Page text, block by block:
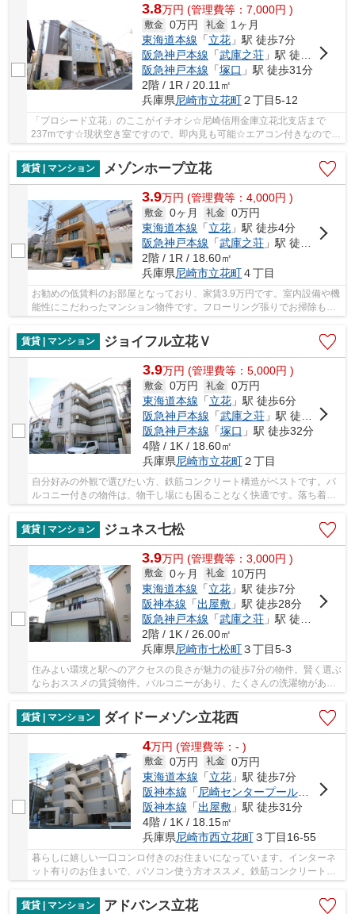
3.8万円 (管理費等：7,000円 )
敷金 0万円 礼金
1ヶ月
東海道本線 「立花」駅 徒歩7分
阪急神戸本線 「武庫之荘」駅 徒歩21分
阪急神戸本線 「塚口 」駅 徒歩31分
2階 / 1R / 20.11㎡
兵庫県尼崎市立花町２丁目5-12
「プロシード立花」のここがイチオシ☆尼崎信用金庫立花北支店まで
237mです☆現状空き室ですので、即内見も可能☆エアコン付きなので、
賃貸 | マンション
メゾンホープ立花
3.9万円 (管理費等：4,000円 )
敷金 0ヶ月 礼金 0万円
東海道本線 「立花 」駅 徒歩4分
阪急神戸本線 「武庫之荘 」駅 徒歩20分
2階 / 1R / 18.60㎡
兵庫県尼崎市立花町４丁目
お勧めの低賃料のお部屋となっており、家賃3.9万円です。室内設備や機
能性にこだわったマンション物件です。フローリング張りでお掃除も快
賃貸 | マンション
ジョイフル立花Ｖ
3.9万円 (管理費等：5,000円 )
敷金 0万円 礼金 0万円
東海道本線 「立花」駅 徒歩6分
阪急神戸本線 「武庫之荘」駅 徒歩21分
阪急神戸本線 「塚口 」駅 徒歩32分
4階 / 1K / 18.60㎡
兵庫県尼崎市立花町２丁目
自分好みの外観で選びたい方、鉄筋コンクリート構造がベストです。バ
ルコニー付きの物件は、物干し場にも困ることなく快適です。落ち着き
賃貸 | マンション
ジュネス七松
3.9万円 (管理費等：3,000円 )
敷金 0ヶ月 礼金
10万円
東海道本線 「立花 」駅 徒歩7分
阪神本線 「出屋敷 」駅 徒歩28分
阪急神戸本線 「武庫之荘 」駅 徒歩30分
2階 / 1K / 26.00㎡
兵庫県尼崎市七松町３丁目5-3
住みよい環境と駅へのアクセスの良さが魅力の徒歩7分の物件。賢く選ぶ
ならおススメの賃貸物件。バルコニーがあり、たくさんの洗濯物があっ
賃貸 | マンション
ダイドーメゾン立花西
4万円 (管理費等：- )
敷金 0万円 礼金 0万円
東海道本線 「立花」駅 徒歩7分
阪神本線 「 尼崎センタープール前
」駅 徒
阪神本線 「出屋敷」駅 徒歩31分
4階 / 1K / 18.15㎡
兵庫県尼崎市西立花町３丁目16-55
暮らしに嬉しい一口コンロ付きのお住まいになっています。インターネ
ット有りのお住まいで、パソコン使う方オススメ。鉄筋コンクリート構
造なので震災や火災の際にも信頼性があります...
賃貸 | マンション
アドバンス立花